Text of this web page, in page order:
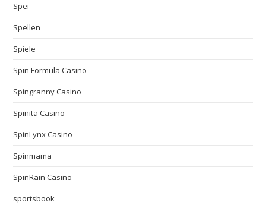
Spei
Spellen
Spiele
Spin Formula Casino
Spingranny Casino
Spinita Casino
SpinLynx Casino
Spinmama
SpinRain Casino
sportsbook